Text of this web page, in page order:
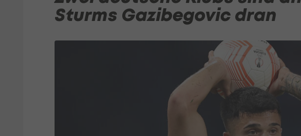
Sturms Gazibegovic dran